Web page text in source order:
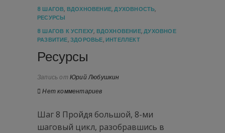
8 ШАГОВ, ВДОХНОВЕНИЕ,ДУХОВНОСТЬ,
РЕСУРСЫ
8 ШАГОВ К УСПЕХУ, ВДОХНОВЕНИЕ,ДУХОВНОЕ
РАЗВИТИЕ,ЗДОРОВЬЕ,ИНТЕЛЛЕКТ
Ресурсы
Запись от Юрий Любушкин
Нет комментариев
Шаг 8 Пройдя большой, 8-ми
шаговый цикл, разобравшись в